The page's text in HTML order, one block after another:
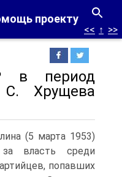
проекту
<< ↑ >>
в период
С. Хрущева
(5 марта 1953)
за власть среди
попавших